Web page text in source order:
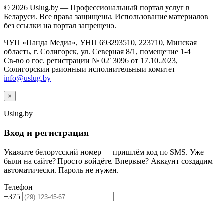
© 2026 Uslug.by — Профессиональный портал услуг в
Беларуси. Все права защищены. Использование материалов
без ссылки на портал запрещено.
ЧУП «Панда Медиа», УНП 693293510, 223710, Минская
область, г. Солигорск, ул. Северная 8/1, помещение 1-4
Св-во о гос. регистрации № 0213096 от 17.10.2023,
Солигорский районный исполнительный комитет
info@uslug.by
×
Uslug.by
Вход и регистрация
Укажите белорусский номер — пришлём код по SMS. Уже
были на сайте? Просто войдёте. Впервые? Аккаунт создадим
автоматически. Пароль не нужен.
Телефон
+375